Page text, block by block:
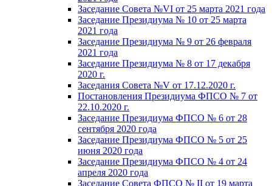
Заседание Совета №VI от 25 марта 2021 года
Заседание Президиума № 10 от 25 марта
2021 года
Заседание Президиума № 9 от 26 февраля
2021 года
Заседание Президиума № 8 от 17 декабря
2020 г.
Заседания Совета №V от 17.12.2020 г.
Постановления Президиума ФПСО № 7 от
22.10.2020 г.
Заседание Президиума ФПСО № 6 от 28
сентября 2020 года
Заседание Президиума ФПСО № 5 от 25
июня 2020 года
Заседание Президиума ФПСО № 4 от 24
апреля 2020 года
Заседание Совета ФПСО № II от 19 марта